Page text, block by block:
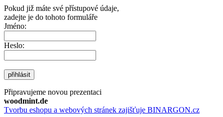
Pokud již máte své přístupové údaje,
zadejte je do tohoto formuláře
Jméno:
Heslo:
přihlásit
Připravujeme novou prezentaci
woodmint.de
Tvorbu eshopu a webových stránek zajišťuje BINARGON.cz